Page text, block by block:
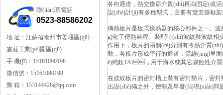
聯(lián)系電話
0523-88586202
地 址：江蘇省泰州市姜堰區(qū)
婁莊工業(yè)園區(qū)
手 機(jī)：15161090198
微信號：15161090198
郵 箱：153144428@qq.com
各自通道，熱交換后介質(zhì)再由固定(或活
設(shè)計(jì)有多種型式，主要有雙支撐框架
傳熱板片是板式換熱器的核心部件之一。波
g)化了傳熱過程。裝配時(shí)波紋與波紋
作用下，板片的兩側(cè)分別有冷熱介質
動，各板片形成平行的通道，流經(jīng)里面
è)純鈦TAl，用于海水或其它腐蝕性介質
在波紋板片的密封槽上裝有密封墊片，密封
出設(shè)備之外，便能及早發(fā)現(xiàn)